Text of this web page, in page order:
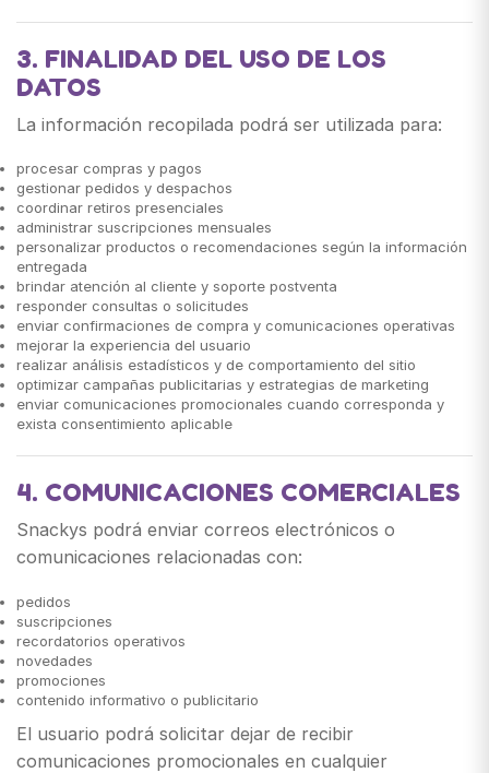
3. FINALIDAD DEL USO DE LOS
DATOS
La información recopilada podrá ser utilizada para:
procesar compras y pagos
gestionar pedidos y despachos
coordinar retiros presenciales
administrar suscripciones mensuales
personalizar productos o recomendaciones según la información
entregada
brindar atención al cliente y soporte postventa
responder consultas o solicitudes
enviar confirmaciones de compra y comunicaciones operativas
mejorar la experiencia del usuario
realizar análisis estadísticos y de comportamiento del sitio
optimizar campañas publicitarias y estrategias de marketing
enviar comunicaciones promocionales cuando corresponda y
exista consentimiento aplicable
4. COMUNICACIONES COMERCIALES
Snackys podrá enviar correos electrónicos o
comunicaciones relacionadas con:
pedidos
suscripciones
recordatorios operativos
novedades
promociones
contenido informativo o publicitario
El usuario podrá solicitar dejar de recibir
comunicaciones promocionales en cualquier